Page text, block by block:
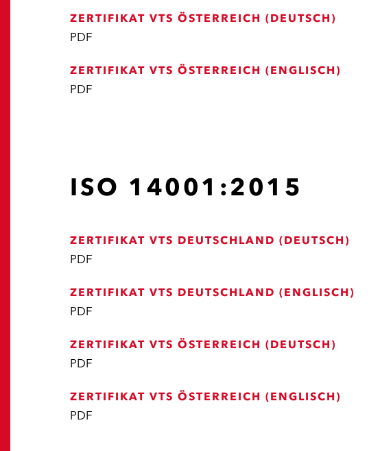
ZERTIFIKAT VTS ÖSTERREICH (DEUTSCH)
PDF
ZERTIFIKAT VTS ÖSTERREICH (ENGLISCH)
PDF
ISO 14001:2015
ZERTIFIKAT VTS DEUTSCHLAND (DEUTSCH)
PDF
ZERTIFIKAT VTS DEUTSCHLAND (ENGLISCH)
PDF
ZERTIFIKAT VTS ÖSTERREICH (DEUTSCH)
PDF
ZERTIFIKAT VTS ÖSTERREICH (ENGLISCH)
PDF